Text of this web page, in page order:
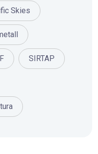
Skies
SIRTAP